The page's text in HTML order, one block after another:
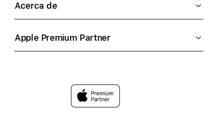
Acerca de
Apple Premium Partner